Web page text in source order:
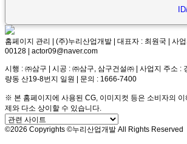
홈페이지 관리 | (주)누리산업개발 | 대표자 : 최원국 | 사
00128 | actor09@naver.com
시행 : ㈜삼구 | 시공 : ㈜삼구, 삼구건설㈜ | 사업지 주소 :
량동 산19-8번지 일원 | 문의 : 1666-7400
※ 본 홈페이지에 사용된 CG, 이미지컷 등은 소비자의 이
제와 다소 상이할 수 있습니다.
©2026 Copyrights ©누리산업개발 All Rights Reserved